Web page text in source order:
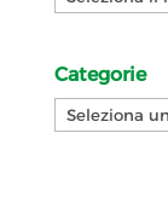
Categorie
Categorie